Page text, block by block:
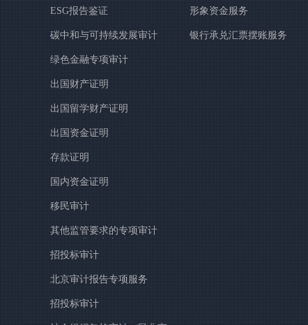
ESG报告鉴证
碳中和与可持续发展审计
绿色金融专项审计
出国财产证明
出国留学财产证明
出国资金证明
存款证明
国内资金证明
移民审计
其他监管要求的专项审计
（如行业特定审计）
招投标审计
北京审计报告专项服务
招投标审计
形象资金服务
银行承兑汇票摆账服务